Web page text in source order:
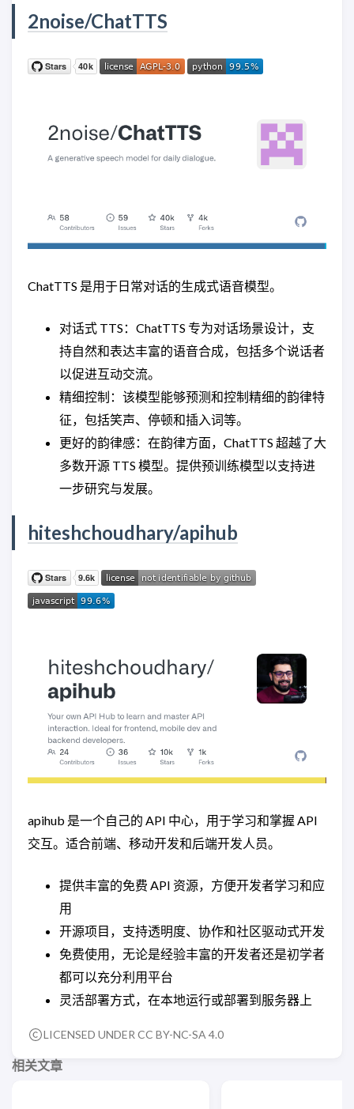
2noise/ChatTTS
ChatTTS 是用于日常对话的生成式语音模型。
对话式 TTS：ChatTTS 专为对话场景设计，支
持自然和表达丰富的语音合成，包括多个说话者
以促进互动交流。
精细控制：该模型能够预测和控制精细的韵律特
征，包括笑声、停顿和插入词等。
更好的韵律感：在韵律方面，ChatTTS 超越了大
多数开源 TTS 模型。提供预训练模型以支持进
一步研究与发展。
hiteshchoudhary/apihub
apihub 是一个自己的 API 中心，用于学习和掌握 API
交互。适合前端、移动开发和后端开发人员。
提供丰富的免费 API 资源，方便开发者学习和应
用
开源项目，支持透明度、协作和社区驱动式开发
免费使用，无论是经验丰富的开发者还是初学者
都可以充分利用平台
灵活部署方式，在本地运行或部署到服务器上
LICENSED UNDER CC BY-NC-SA 4.0
相关文章